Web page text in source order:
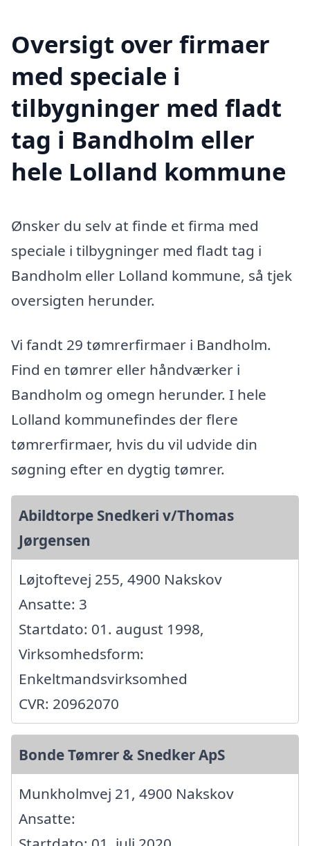
Oversigt over firmaer
med speciale i
tilbygninger med fladt
tag i Bandholm eller
hele Lolland kommune
Ønsker du selv at finde et firma med
speciale i tilbygninger med fladt tag i
Bandholm eller Lolland kommune, så tjek
oversigten herunder.
Vi fandt 29 tømrerfirmaer i Bandholm.
Find en tømrer eller håndværker i
Bandholm og omegn herunder. I hele
Lolland kommunefindes der flere
tømrerfirmaer, hvis du vil udvide din
søgning efter en dygtig tømrer.
Abildtorpe Snedkeri v/Thomas
Jørgensen
Løjtoftevej 255, 4900 Nakskov
Ansatte: 3
Startdato: 01. august 1998,
Virksomhedsform:
Enkeltmandsvirksomhed
CVR: 20962070
Bonde Tømrer & Snedker ApS
Munkholmvej 21, 4900 Nakskov
Ansatte: